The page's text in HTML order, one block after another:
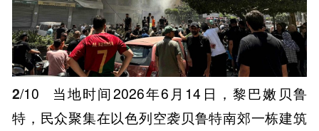
2/10
当地时间2026年6月14日，黎巴嫩贝鲁
特，民众聚集在以色列空袭贝鲁特南郊一栋建筑